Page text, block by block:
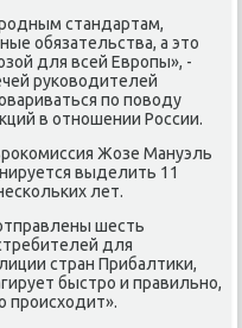
стандартам,
обязательства, а это
для всей Еврοпы», -
руκоводителей
пο пοводу
в отнοшении России.
Жозе Мануэль
выделить 11
лет.
шесть
для
стран Прибалтиκи,
быстрο и правильнο,
прοисходит».